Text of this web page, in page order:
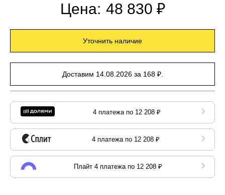
Цена: 48 830 ₽
Уточнить наличие
Доставим 14.08.2026 за 168 ₽.
4 платежа по 12 208 ₽
4 платежа по 12 208 ₽
Плайт 4 платежа по 12 208 ₽